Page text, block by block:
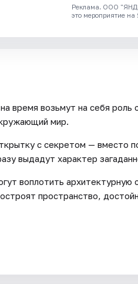
Реклама. ООО
это мероприятие
время возьмут на себя роль
мир.
с секретом — вместо
выдадут характер
воплотить
пространство,